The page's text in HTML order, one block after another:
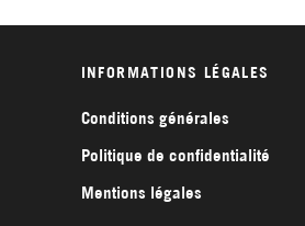
INFORMATIONS LÉGALES
Conditions générales
Politique de confidentialité
Mentions légales